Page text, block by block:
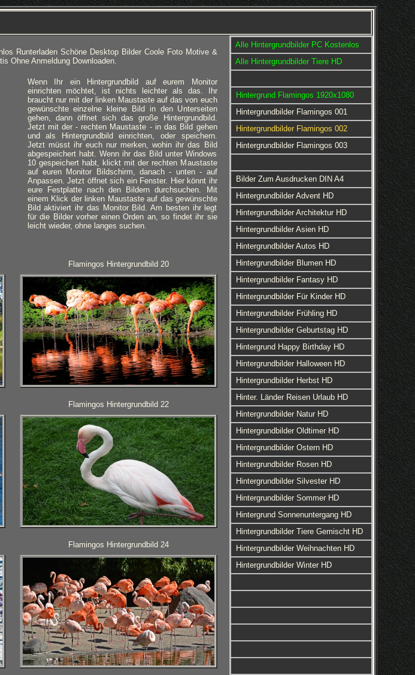
Runterladen Schöne Desktop Bilder Coole Foto Motive &
Ohne Anmeldung Downloaden.
Wenn Ihr ein Hintergrundbild auf eurem Monitor
einrichten möchtet, ist nichts leichter als das. Ihr
braucht nur mit der linken Maustaste auf das von euch
gewünschte einzelne kleine Bild in den Unterseiten
gehen, dann öffnet sich das große Hintergrundbild.
Jetzt mit der - rechten Maustaste - in das Bild gehen
und als Hintergrundbild einrichten, oder speichern.
Jetzt müsst ihr euch nur merken, wohin ihr das Bild
abgespeichert habt. Wenn ihr das Bild unter Windows
10 gespeichert habt, klickt mit der rechten Maustaste
auf euren Monitor Bildschirm, danach - unten - auf
Anpassen. Jetzt öffnet sich ein Fenster. Hier könnt ihr
eure Festplatte nach den Bildern durchsuchen. Mit
einem Klick der linken Maustaste auf das gewünschte
Bild aktiviert ihr das Monitor Bild. Am besten ihr legt
für die Bilder vorher einen Orden an, so findet ihr sie
leicht wieder, ohne langes suchen.
Flamingos Hintergrundbild 20
Flamingos Hintergrundbild 22
Flamingos Hintergrundbild 24
Alle Hintergrundbilder PC Kostenlos
Alle Hintergrundbilder Tiere HD
Hintergrund Flamingos 1920x1080
Hintergrundbilder Flamingos 001
Hintergrundbilder Flamingos 002
Hintergrundbilder Flamingos 003
Bilder Zum Ausdrucken DIN A4
Hintergrundbilder Advent HD
Hintergrundbilder Architektur HD
Hintergrundbilder Asien HD
Hintergrundbilder Autos HD
Hintergrundbilder Blumen HD
Hintergrundbilder Fantasy HD
Hintergrundbilder Für Kinder HD
Hintergrundbilder Frühling HD
Hintergrundbilder Geburtstag HD
Hintergrund Happy Birthday HD
Hintergrundbilder Halloween HD
Hintergrundbilder Herbst HD
Hinter. Länder Reisen Urlaub HD
Hintergrundbilder Natur HD
Hintergrundbilder Oldtimer HD
Hintergrundbilder Ostern HD
Hintergrundbilder Rosen HD
Hintergrundbilder Silvester HD
Hintergrundbilder Sommer HD
Hintergrund Sonnenuntergang HD
Hintergrundbilder Tiere Gemischt HD
Hintergrundbilder Weihnachten HD
Hintergrundbilder Winter HD